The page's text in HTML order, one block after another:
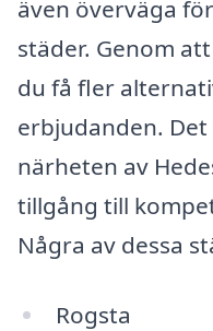
även överväga
städer. Genom
du få fler
erbjudanden.
närheten av
tillgång till
Några av dessa
Rogsta